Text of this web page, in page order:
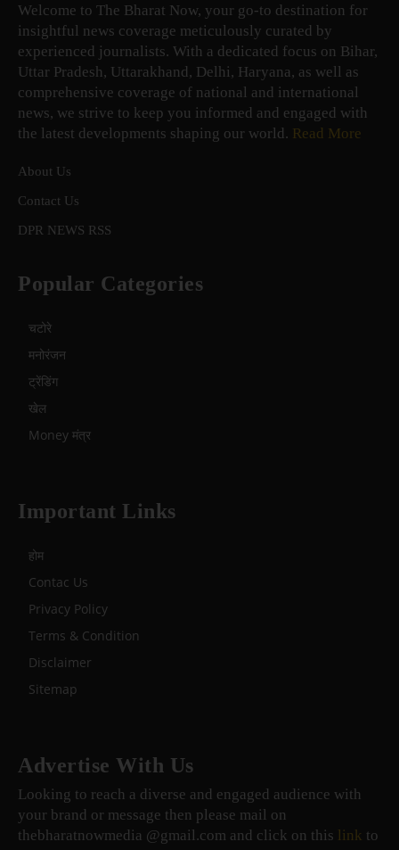
Welcome to The Bharat Now, your go-to destination for
insightful news coverage meticulously curated by
experienced journalists. With a dedicated focus on Bihar,
Uttar Pradesh, Uttarakhand, Delhi, Haryana, as well as
comprehensive coverage of national and international
news, we strive to keep you informed and engaged with
the latest developments shaping our world. Read More
About Us
Contact Us
DPR NEWS RSS
Popular Categories
चटोरे
मनोरंजन
ट्रेंडिंग
खेल
Money मंत्र
Important Links
होम
Contac Us
Privacy Policy
Terms & Condition
Disclaimer
Sitemap
Advertise With Us
Looking to reach a diverse and engaged audience with
your brand or message then please mail on
thebharatnowmedia @gmail.com and click on this link to